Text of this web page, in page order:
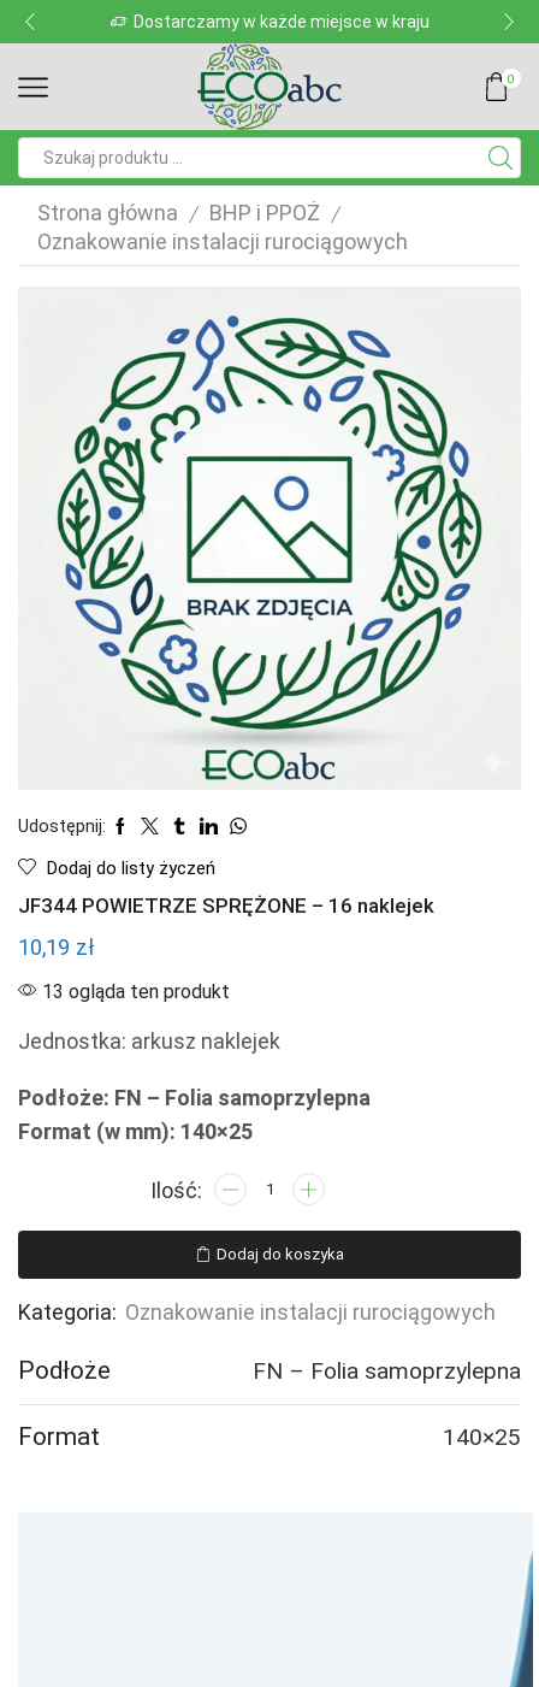
Dostarczamy w każde miejsce w kraju
0
Strona główna / BHP i PPOŻ /
Oznakowanie instalacji rurociągowych
Udostępnij:
Dodaj do listy życzeń
JF344 POWIETRZE SPRĘŻONE – 16 naklejek
10,19 zł
13 ogląda ten produkt
Jednostka: arkusz naklejek
Podłoże: FN – Folia samoprzylepna
Format (w mm): 140×25
ilość
POWIETRZE
SPRĘŻONE
-
naklejek
Dodaj do koszyka
Kategoria: Oznakowanie instalacji rurociągowych
Podłoże FN – Folia samoprzylepna
Format 140×25